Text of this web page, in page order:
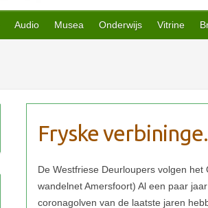
Audio Musea Onderwijs Vitrine
Fryske verbininge.